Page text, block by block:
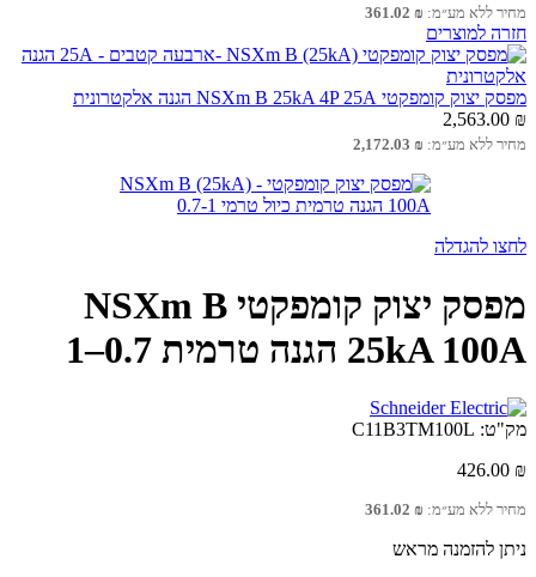
מחיר ללא מע״מ: 361.02 ₪
חזרה למוצרים
מפסק יצוק קומפקטי NSXm B 25kA 4P 25A הגנה אלקטרונית
2,563.00 ₪
מחיר ללא מע״מ: 2,172.03 ₪
לחצו להגדלה
מפסק יצוק קומפקטי NSXm B
25kA 100A הגנה טרמית 0.7–1
מק"ט: C11B3TM100L
426.00 ₪
מחיר ללא מע״מ: 361.02 ₪
ניתן להזמנה מראש